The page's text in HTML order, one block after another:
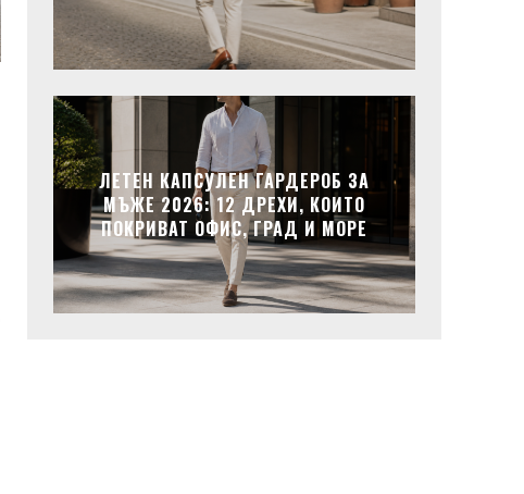
ЛЕТЕН КАПСУЛЕН ГАРДЕРОБ ЗА
МЪЖЕ 2026: 12 ДРЕХИ, КОИТО
ПОКРИВАТ ОФИС, ГРАД И МОРЕ